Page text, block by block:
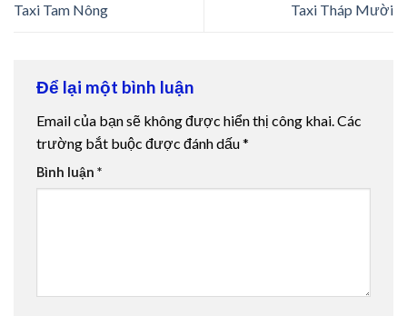
Taxi Tam Nông Taxi Tháp Mười
Để lại một bình luận
Email của bạn sẽ không được hiển thị công khai.Các
trường bắt buộc được đánh dấu*
Bình luận *